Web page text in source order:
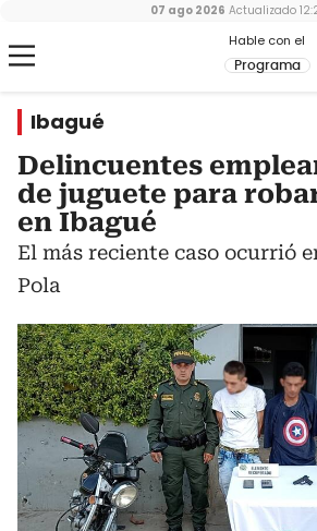
Hable con el
Programa
07 ago 2026 Actualizado
Ibagué
Delincuentes
de juguete para
en Ibagué
El más reciente caso ocurrió
Pola